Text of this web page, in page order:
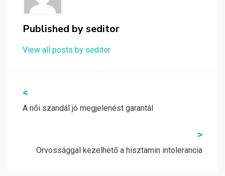
Published byseditor
View all posts by seditor
Bejegyzés
navigáció
<
A női szandál jó megjelenést garantál
>
Orvossággal kezelhető a hisztamin intolerancia